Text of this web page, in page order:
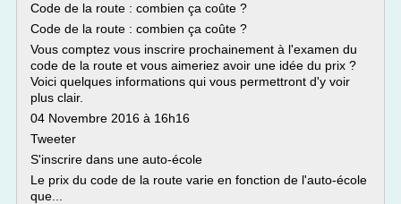
Code de la route : combien ça coûte ?
Code de la route : combien ça coûte ?
Vous comptez vous inscrire prochainement à l'examen du
code de la route et vous aimeriez avoir une idée du prix ?
Voici quelques informations qui vous permettront d'y voir
plus clair.
04 Novembre 2016 à 16h16
Tweeter
S'inscrire dans une auto-école
Le prix du code de la route varie en fonction de l'auto-école
que...